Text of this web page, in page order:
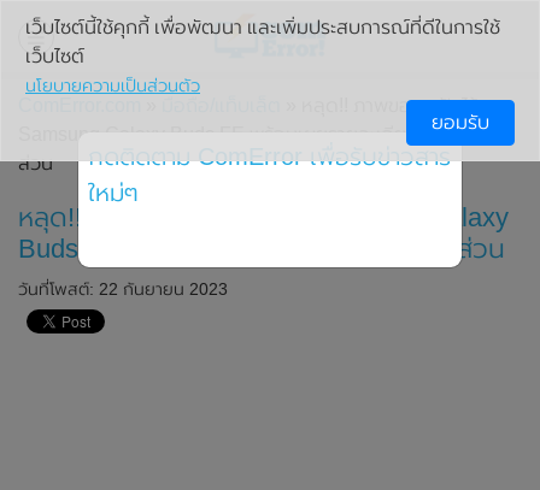
» หลุด!! ภาพของหูฟังไร้สาย
Samsung Galaxy Buds FE พร้อมเผยรายละเอียดสเปกบาง
ส่วน
หลุด!! ภาพของหูฟังไร้สาย Samsung Galaxy
Buds FE พร้อมเผยรายละเอียดสเปกบางส่วน
วันที่โพสต์: 22 กันยายน 2023
เว็บไซต์นี้ใช้คุกกี้ เพื่อพัฒนา และเพิ่มประสบการณ์ที่ดีในการใช้
เว็บไซต์
นโยบายความเป็นส่วนตัว
ยอมรับ
กดติดตาม ComError เพื่อรับข่าวสาร
ใหม่ๆ